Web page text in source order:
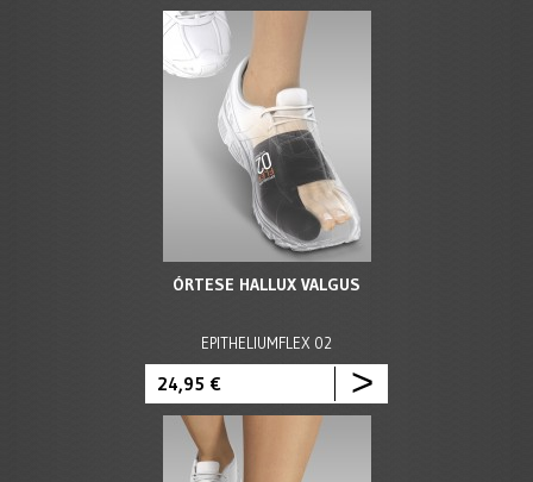
ÓRTESE HALLUX VALGUS
EPITHELIUMFLEX 02
24,95 € >